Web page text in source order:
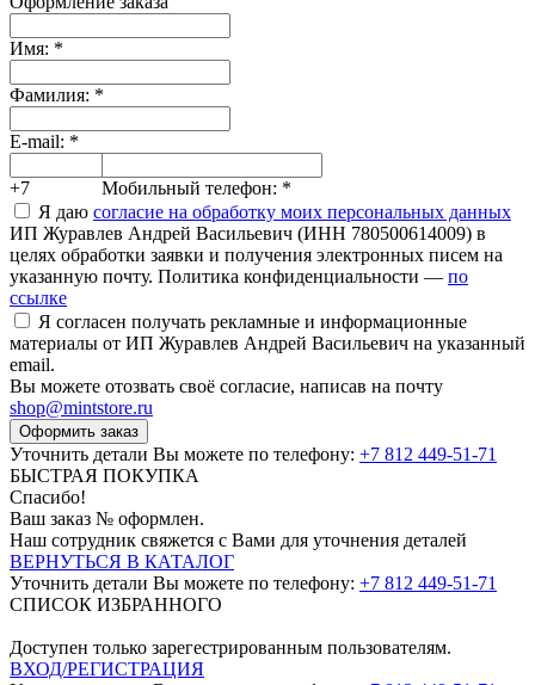
Имя: *
Фамилия: *
E-mail: *
+7 Мобильный телефон: *
Я даю согласие на обработку моих персональных данных
ИП Журавлев Андрей Васильевич (ИНН 780500614009) в
целях обработки заявки и получения электронных писем на
указанную почту. Политика конфиденциальности — по
ссылке
Я согласен получать рекламные и информационные
материалы от ИП Журавлев Андрей Васильевич на указанный
email.
Вы можете отозвать своё согласие, написав на почту
shop@mintstore.ru
Оформить заказ
Уточнить детали Вы можете по телефону: +7 812 449-51-71
БЫСТРАЯ ПОКУПКА
Спасибо!
Ваш заказ № оформлен.
Наш сотрудник свяжется с Вами для уточнения деталей
ВЕРНУТЬСЯ В КАТАЛОГ
Уточнить детали Вы можете по телефону: +7 812 449-51-71
СПИСОК ИЗБРАННОГО
Доступен только зарегестрированным пользователям.
ВХОД/РЕГИСТРАЦИЯ